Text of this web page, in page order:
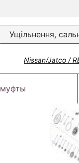
Ущільнення,
Nissan/Jatco /